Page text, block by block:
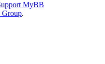
MyBB
.